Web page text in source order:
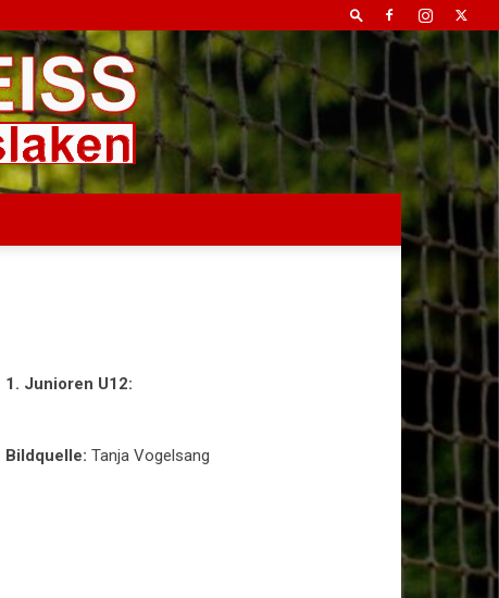
1. Junioren U12:
Bildquelle: Tanja Vogelsang